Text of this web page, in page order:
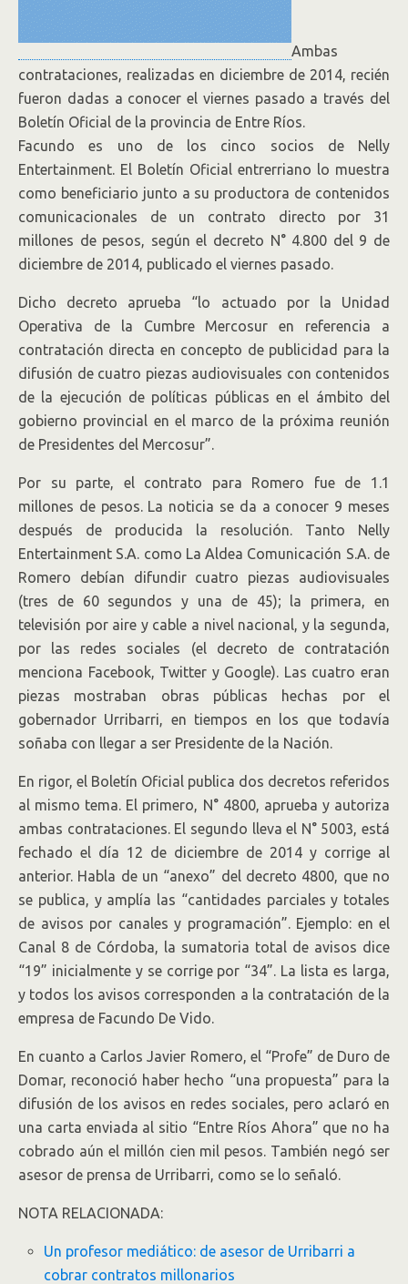
Ambas
contrataciones, realizadas en diciembre de 2014, recién
fueron dadas a conocer el viernes pasado a través del
Boletín Oficial de la provincia de Entre Ríos.
Facundo es uno de los cinco socios de Nelly
Entertainment. El Boletín Oficial entrerriano lo muestra
como beneficiario junto a su productora de contenidos
comunicacionales de un contrato directo por 31
millones de pesos, según el decreto N° 4.800 del 9 de
diciembre de 2014, publicado el viernes pasado.
Dicho decreto aprueba “lo actuado por la Unidad
Operativa de la Cumbre Mercosur en referencia a
contratación directa en concepto de publicidad para la
difusión de cuatro piezas audiovisuales con contenidos
de la ejecución de políticas públicas en el ámbito del
gobierno provincial en el marco de la próxima reunión
de Presidentes del Mercosur”.
Por su parte, el contrato para Romero fue de 1.1
millones de pesos. La noticia se da a conocer 9 meses
después de producida la resolución. Tanto Nelly
Entertainment S.A. como La Aldea Comunicación S.A. de
Romero debían difundir cuatro piezas audiovisuales
(tres de 60 segundos y una de 45); la primera, en
televisión por aire y cable a nivel nacional, y la segunda,
por las redes sociales (el decreto de contratación
menciona Facebook, Twitter y Google). Las cuatro eran
piezas mostraban obras públicas hechas por el
gobernador Urribarri, en tiempos en los que todavía
soñaba con llegar a ser Presidente de la Nación.
En rigor, el Boletín Oficial publica dos decretos referidos
al mismo tema. El primero, N° 4800, aprueba y autoriza
ambas contrataciones. El segundo lleva el N° 5003, está
fechado el día 12 de diciembre de 2014 y corrige al
anterior. Habla de un “anexo” del decreto 4800, que no
se publica, y amplía las “cantidades parciales y totales
de avisos por canales y programación”. Ejemplo: en el
Canal 8 de Córdoba, la sumatoria total de avisos dice
“19” inicialmente y se corrige por “34”. La lista es larga,
y todos los avisos corresponden a la contratación de la
empresa de Facundo De Vido.
En cuanto a Carlos Javier Romero, el “Profe” de Duro de
Domar, reconoció haber hecho “una propuesta” para la
difusión de los avisos en redes sociales, pero aclaró en
una carta enviada al sitio “Entre Ríos Ahora” que no ha
cobrado aún el millón cien mil pesos. También negó ser
asesor de prensa de Urribarri, como se lo señaló.
NOTA RELACIONADA:
Un profesor mediático: de asesor de Urribarri a
cobrar contratos millonarios